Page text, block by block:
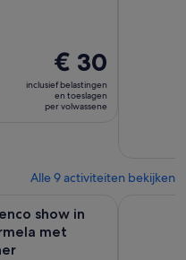
De
prijs
is
€ 30
€ 30
inclusief belastingen
en toeslagen
per volwassene
Alle 9 activiteiten bekijken
show in
met